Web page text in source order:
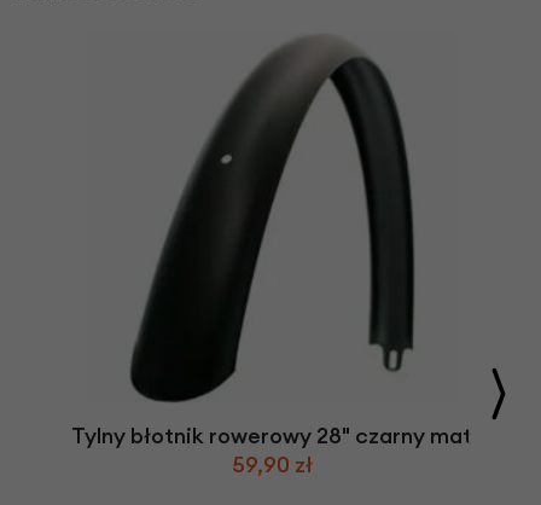
Tylny błotnik rowerowy 28" czarny mat
59,90 zł